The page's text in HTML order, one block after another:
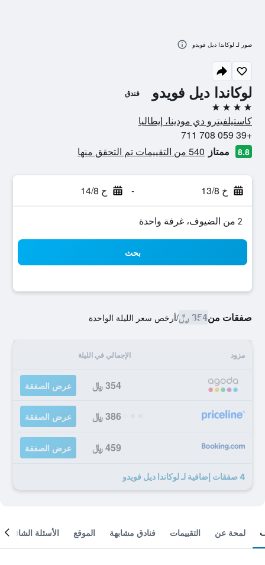
لوكاندا ديل فويدو فندق
4 نجوم
كاستيلفيترو دي مودينا، إيطاليا
+39 059 708 711
8.8 ممتاز 540 من التقييمات تم التحقق منها
خ 13/8 - ج 14/8
2 من الضيوف، غرفة واحدة
بحث
صفقات من354 ﷼ /أرخص سعر الليلة الواحدة
مزود الإجمالي في الليلة
354 ﷼ عرض الصفقة
386 ﷼ عرض الصفقة
459 ﷼ عرض الصفقة
4 صفقات إضافية لـ لوكاندا ديل فويدو
صور لـ لوكاندا ديل فويدو
لمحة عن التقييمات فنادق مشابهة الموقع الأسئلة الشائعة